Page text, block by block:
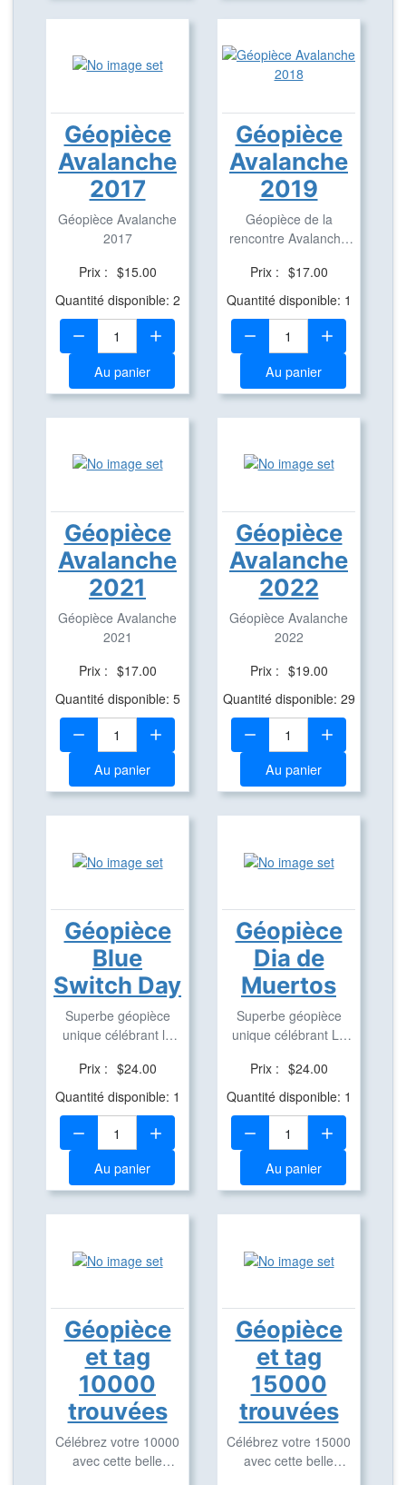
Géopièce
Avalanche
2017
Géopièce Avalanche
2017
Prix : $15.00
Quantité disponible: 2
Quantité:
Au panier
Géopièce
Avalanche
2019
Géopièce de la
rencontre Avalanche
...
Prix : $17.00
Quantité disponible: 1
Quantité:
Au panier
Géopièce
Avalanche
2021
Géopièce Avalanche
2021
Prix : $17.00
Quantité disponible: 5
Quantité:
Au panier
Géopièce
Avalanche
2022
Géopièce Avalanche
2022
Prix : $19.00
Quantité disponible: 29
Quantité:
Au panier
Géopièce
Blue
Switch Day
Superbe géopièce
unique célébrant le
Prix : $24.00
Quantité disponible: 1
Quantité:
Au panier
Géopièce
Dia de
Muertos
Superbe géopièce
unique célébrant Le
Prix : $24.00
Quantité disponible: 1
Quantité:
Au panier
Géopièce
et tag
10000
trouvées
Célébrez votre 10000
avec cette belle
Géopièce
et tag
15000
trouvées
Célébrez votre 15000
avec cette belle